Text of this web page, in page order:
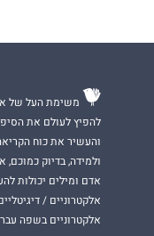
משימת העל של
להפיץ לעולם את
והעשיר את כוח
ולמידה, בדיוק
אדם ומילים יכולות
אלקטרוניים /
אלקטרוניים בשפה